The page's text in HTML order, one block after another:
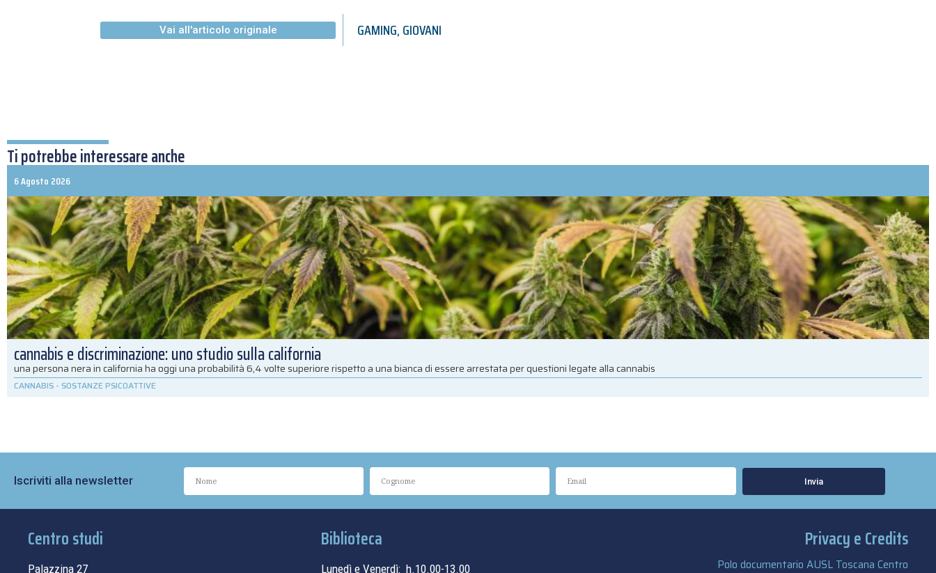
Vai all'articolo originale GAMING,GIOVANI
Ti potrebbe interessare anche
6 Agosto 2026
cannabis e discriminazione: uno studio sulla california
una persona nera in california ha oggi una probabilità 6,4 volte superiore rispetto a una bianca di essere arrestata per questioni legate alla cannabis
CANNABIS - SOSTANZE PSICOATTIVE
Iscriviti alla newsletter Invia
Centro studi
Palazzina 27
Biblioteca
Lunedì e Venerdì: h.10.00-13.00
Privacy e Credits
Polo documentario AUSL Toscana Centro